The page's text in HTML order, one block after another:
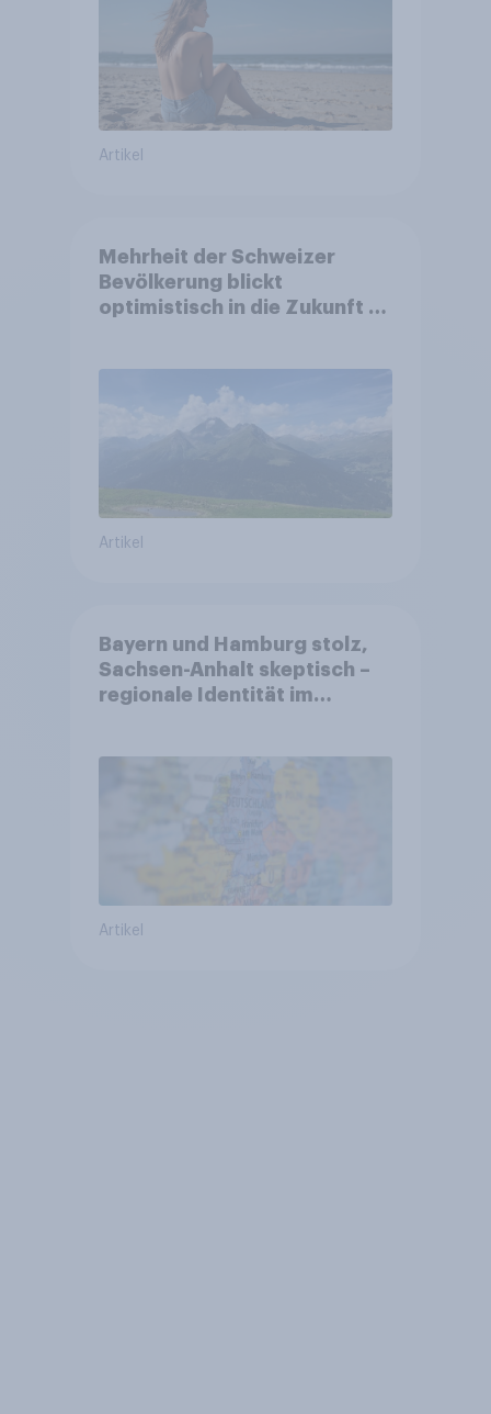
Artikel
Mehrheit der Schweizer
Bevölkerung blickt
optimistisch in die Zukunft –
Altersvorsorge
Artikel
Bayern und Hamburg stolz,
Sachsen-Anhalt skeptisch –
regionale Identität im
Artikel